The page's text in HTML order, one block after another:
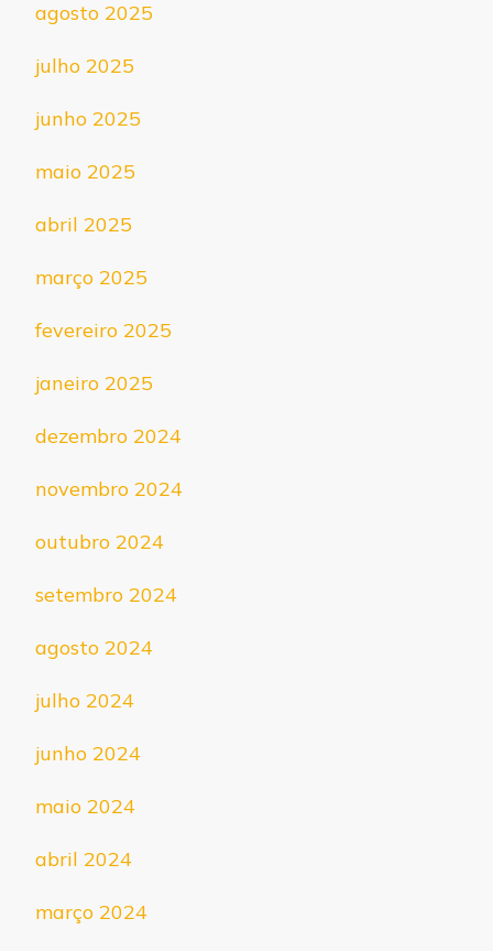
agosto 2025
julho 2025
junho 2025
maio 2025
abril 2025
março 2025
fevereiro 2025
janeiro 2025
dezembro 2024
novembro 2024
outubro 2024
setembro 2024
agosto 2024
julho 2024
junho 2024
maio 2024
abril 2024
março 2024